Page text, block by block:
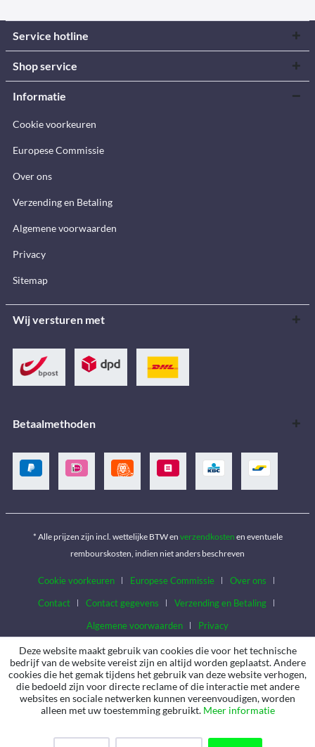
Service hotline
Shop service
Informatie
Cookie voorkeuren
Europese Commissie
Over ons
Verzending en Betaling
Algemene voorwaarden
Privacy
Sitemap
Wij versturen met
Betaalmethoden
* Alle prijzen zijn incl. wettelijke BTW en verzendkosten en eventuele
rembourskosten, indien niet anders beschreven
Cookie voorkeuren Europese Commissie
Over ons
Contact
Contact gegevens
Verzending en Betaling
Algemene voorwaarden
Privacy
Deze website maakt gebruik van cookies die voor het technische
bedrijf van de website vereist zijn en altijd worden geplaatst. Andere
cookies die het gemak tijdens het gebruik van deze website verhogen,
die bedoeld zijn voor directe reclame of die interactie met andere
websites en sociale netwerken kunnen vereenvoudigen, worden
alleen met uw toestemming gebruikt. Meer informatie